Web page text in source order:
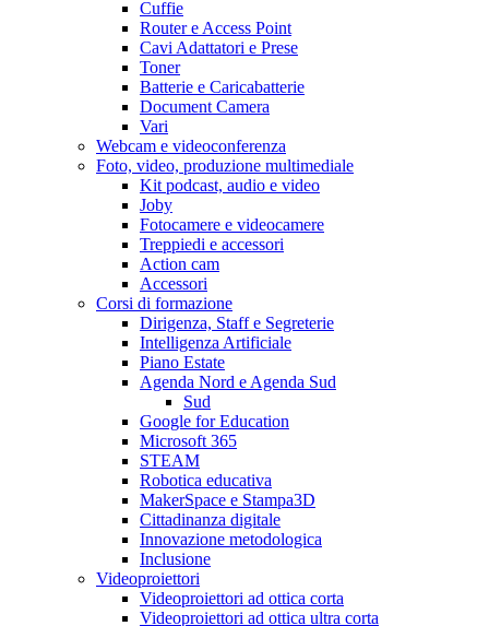
Cuffie
Router e Access Point
Cavi Adattatori e Prese
Toner
Batterie e Caricabatterie
Document Camera
Vari
Webcam e videoconferenza
Foto, video, produzione multimediale
Kit podcast, audio e video
Joby
Fotocamere e videocamere
Treppiedi e accessori
Action cam
Accessori
Corsi di formazione
Dirigenza, Staff e Segreterie
Intelligenza Artificiale
Piano Estate
Agenda Nord e Agenda Sud
Sud
Google for Education
Microsoft 365
STEAM
Robotica educativa
MakerSpace e Stampa3D
Cittadinanza digitale
Innovazione metodologica
Inclusione
Videoproiettori
Videoproiettori ad ottica corta
Videoproiettori ad ottica ultra corta